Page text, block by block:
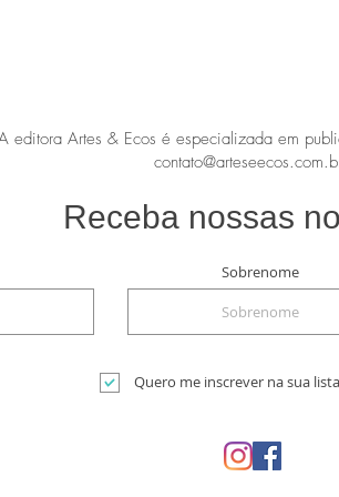
editora Artes & Ecos é especializada em
Receba nossas
Sobrenome
Quero me inscrever na sua